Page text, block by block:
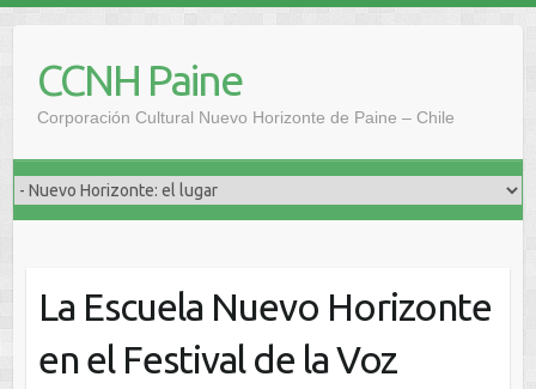
contenidoCCNH Paine
Corporación Cultural Nuevo Horizonte de Paine – Chile
La Escuela Nuevo Horizonte
en el Festival de la Voz